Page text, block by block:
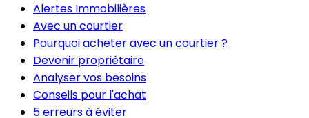
Alertes Immobilières
Avec un courtier
Pourquoi acheter avec un courtier ?
Devenir propriétaire
Analyser vos besoins
Conseils pour l'achat
5 erreurs à éviter